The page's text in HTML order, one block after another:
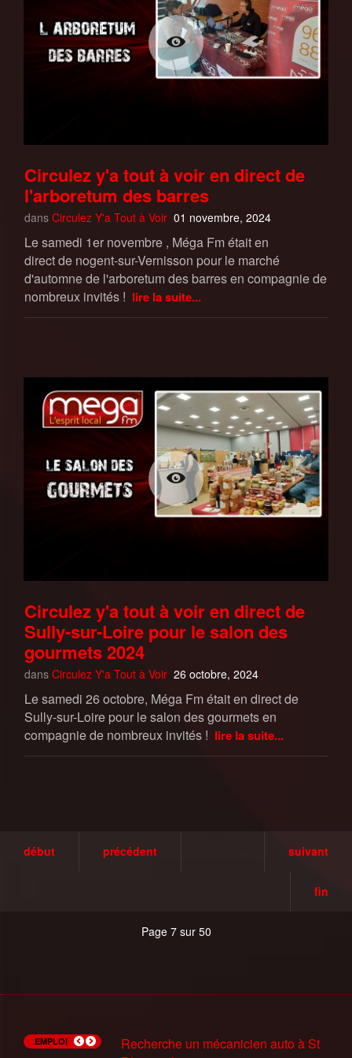
Circulez y'a tout à voir en direct de
l'arboretum des barres
dans Circulez Y'a Tout à Voir 01 novembre, 2024
Le samedi 1er novembre , Méga Fm était en
direct de nogent-sur-Vernisson pour le marché
d'automne de l'arboretum des barres en compagnie de
nombreux invités ! lire la suite...
Circulez y'a tout à voir en direct de
Sully-sur-Loire pour le salon des
gourmets 2024
dans Circulez Y'a Tout à Voir 26 octobre, 2024
Le samedi 26 octobre, Méga Fm était en direct de
Sully-sur-Loire pour le salon des gourmets en
compagnie de nombreux invités ! lire la suite...
début précédent suivant
fin
Page 7 sur 50
EMPLOI
Recherche Trésorier(e) à
Recherche un mécanicien auto à St
Recherche un chocolatier à Neuville-
Les offres de Pole Emploi du 14 juin
Les offres de Pole Emploi du 7 juin
Recherche Patissier(H/F) à
Les Ateliers Slam de Pole Emploi
Les offres de Pole Emploi du 9 Mars
Recherche Agent d'entretien à
Mission Intérim Adecco Chateauneuf